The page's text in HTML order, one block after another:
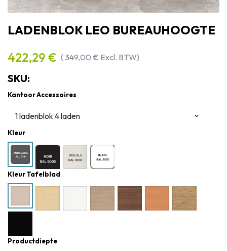
LADENBLOK LEO BUREAUHOOGTE
422,29 € (349,00 € Excl. BTW)
SKU:
Kantoor Accessoires
Kleur
Kleur Tafelblad
Productdiepte